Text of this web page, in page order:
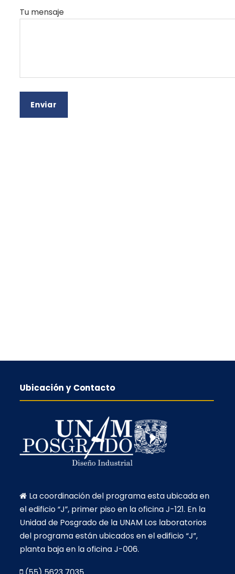
Tu mensaje
Ubicación y Contacto
La coordinación del programa esta ubicada en
el edificio “J”, primer piso en la oficina J-121. En la
Unidad de Posgrado de la UNAM Los laboratorios
del programa están ubicados en el edificio “J”,
planta baja en la oficina J-006.